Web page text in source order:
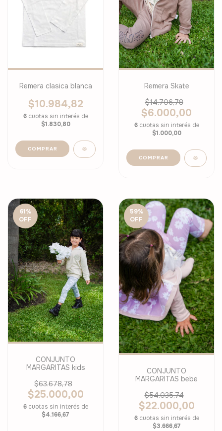
Remera clasica blanca
$10.984,82
6 cuotas sin interés de
$1.830,80
COMPRAR
Remera Skate
$14.706,78
$6.000,00
6 cuotas sin interés de
$1.000,00
COMPRAR
61%
OFF
CONJUNTO
MARGARITAS kids
$63.678,78
$25.000,00
6 cuotas sin interés de
$4.166,67
59%
OFF
CONJUNTO
MARGARITAS bebe
$54.035,74
$22.000,00
6 cuotas sin interés de
$3.666,67